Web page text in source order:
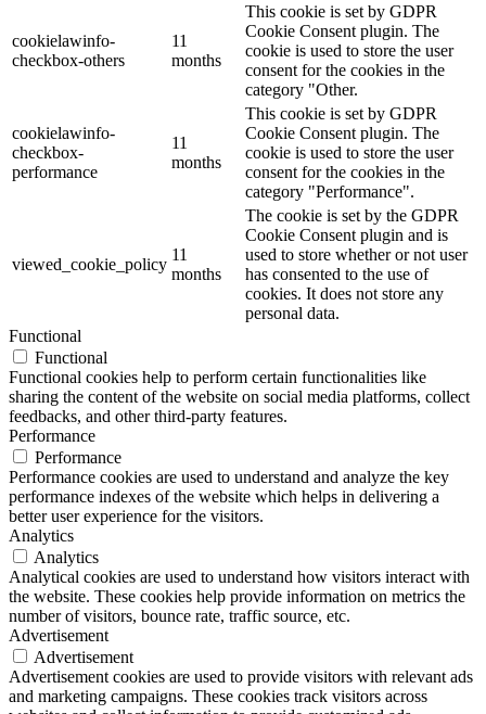
cookielawinfo-
checkbox-others
11
months
This cookie is set by GDPR
Cookie Consent plugin. The
cookie is used to store the user
consent for the cookies in the
category "Other.
cookielawinfo-
checkbox-
performance
11
months
This cookie is set by GDPR
Cookie Consent plugin. The
cookie is used to store the user
consent for the cookies in the
category "Performance".
viewed_cookie_policy
11
months
The cookie is set by the GDPR
Cookie Consent plugin and is
used to store whether or not user
has consented to the use of
cookies. It does not store any
personal data.
Functional
Functional
Functional cookies help to perform certain functionalities like
sharing the content of the website on social media platforms, collect
feedbacks, and other third-party features.
Performance
Performance
Performance cookies are used to understand and analyze the key
performance indexes of the website which helps in delivering a
better user experience for the visitors.
Analytics
Analytics
Analytical cookies are used to understand how visitors interact with
the website. These cookies help provide information on metrics the
number of visitors, bounce rate, traffic source, etc.
Advertisement
Advertisement
Advertisement cookies are used to provide visitors with relevant ads
and marketing campaigns. These cookies track visitors across